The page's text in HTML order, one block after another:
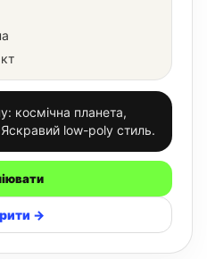
космічна планета,
Яскравий low-poly стиль.
→